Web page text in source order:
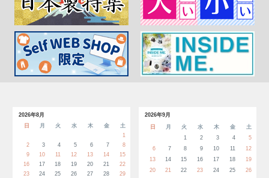
2026年8月
日
月 火 水 木 金
土
1
2
3 4 5 6 7
8
9
10 11 12 13 14
15
16
17 18 19 20 21
22
23
24 25 26 27 28
29
2026年9月
日
月 火 水 木 金
土
1
2 3 4
5
6
7 8 9 10 11
12
13
14 15 16 17 18
19
20
21 22 23 24 25
26